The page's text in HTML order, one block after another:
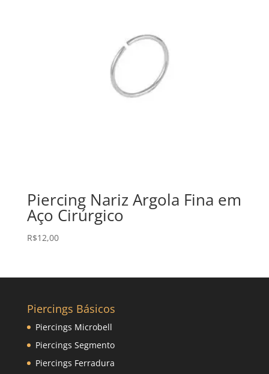
Piercing Nariz Argola Fina em
Aço Cirúrgico
R$12,00
Piercings Básicos
Piercings Microbell
Piercings Segmento
Piercings Ferradura